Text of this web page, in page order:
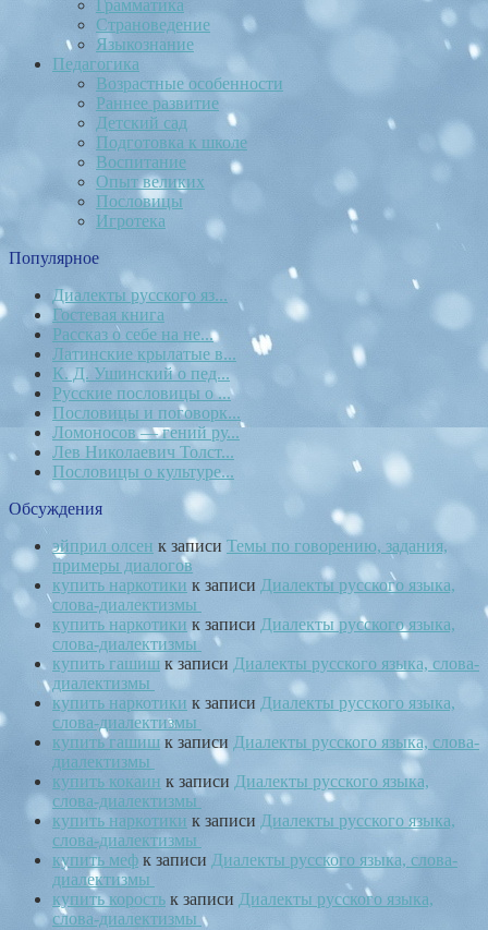
Грамматика
Страноведение
Языкознание
Педагогика
Возрастные особенности
Раннее развитие
Детский сад
Подготовка к школе
Воспитание
Опыт великих
Пословицы
Игротека
Популярное
Диалекты русского яз...
Гостевая книга
Рассказ о себе на не...
Латинские крылатые в...
К. Д. Ушинский о пед...
Русские пословицы о ...
Пословицы и поговорк...
Ломоносов — гений ру...
Лев Николаевич Толст...
Пословицы о культуре...
Обсуждения
эйприл олсен к записи Темы по говорению, задания,
примеры диалогов
купить наркотики к записи Диалекты русского языка,
слова-диалектизмы
купить наркотики к записи Диалекты русского языка,
слова-диалектизмы
купить гашиш к записи Диалекты русского языка, слова-
диалектизмы
купить наркотики к записи Диалекты русского языка,
слова-диалектизмы
купить гашиш к записи Диалекты русского языка, слова-
диалектизмы
купить кокаин к записи Диалекты русского языка,
слова-диалектизмы
купить наркотики к записи Диалекты русского языка,
слова-диалектизмы
купить меф к записи Диалекты русского языка, слова-
диалектизмы
купить корость к записи Диалекты русского языка,
слова-диалектизмы